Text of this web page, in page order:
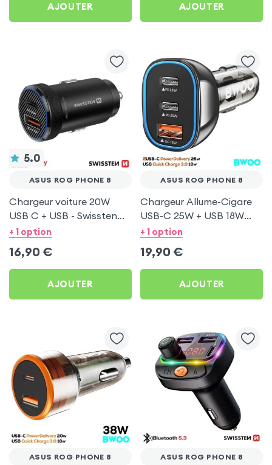
AJOUTER AJOUTER
5.0
ASUS ROG PHONE 8
Chargeur voiture 20W
USB C + USB - Swissten
pour Asus ROG Phone 8
+ 1 option
16,90 €
AJOUTER
ASUS ROG PHONE 8
Chargeur Allume-Cigare
USB-C 25W + USB 18W
Bwoo pour Asus ROG
+ 1 option
19,90 €
AJOUTER
ASUS ROG PHONE 8 ASUS ROG PHONE 8